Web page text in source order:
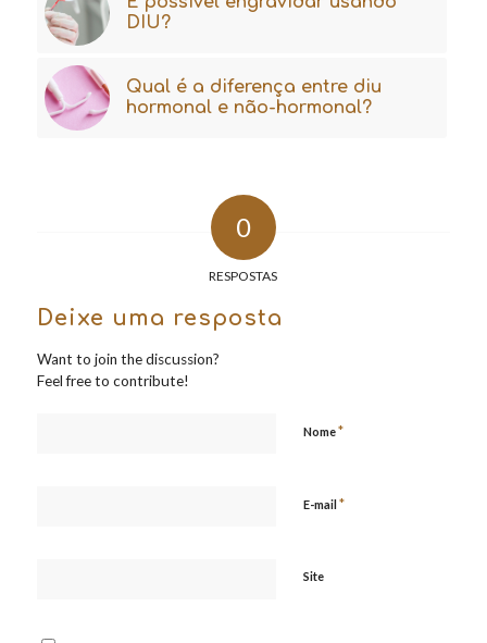
DIU?
Qual é a diferença entre diu
hormonal e não-hormonal?
0
RESPOSTAS
Deixe uma resposta
Want to join the discussion?
Feel free to contribute!
Nome*
E-mail *
Site